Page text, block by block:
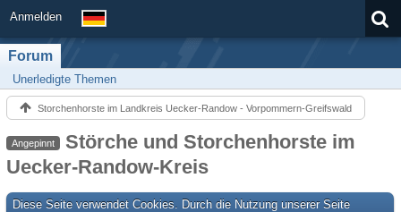
Anmelden
Forum
Unerledigte Themen
Storchenhorste im Landkreis Uecker-Randow - Vorpommern-Greifswald
Angepinnt
Störche und Storchenhorste im
Uecker-Randow-Kreis
Diese Seite verwendet Cookies. Durch die Nutzung unserer Seite